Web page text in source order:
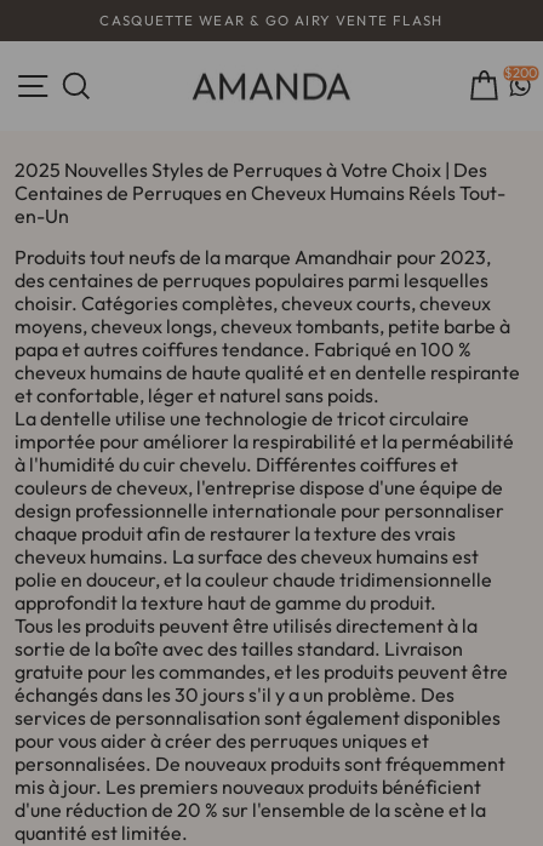
contenu
Diaporama
CASQUETTE WEAR & GO AIRY VENTE FLASH
Navigation $200
2025 Nouvelles Styles de Perruques à Votre Choix | Des
Centaines de Perruques en Cheveux Humains Réels Tout-
en-Un
Produits tout neufs de la marque Amandhair pour 2023,
des centaines de perruques populaires parmi lesquelles
choisir. Catégories complètes, cheveux courts, cheveux
moyens, cheveux longs, cheveux tombants, petite barbe à
papa et autres coiffures tendance. Fabriqué en 100 %
cheveux humains de haute qualité et en dentelle respirante
et confortable, léger et naturel sans poids.
La dentelle utilise une technologie de tricot circulaire
importée pour améliorer la respirabilité et la perméabilité
à l'humidité du cuir chevelu. Différentes coiffures et
couleurs de cheveux, l'entreprise dispose d'une équipe de
design professionnelle internationale pour personnaliser
chaque produit afin de restaurer la texture des vrais
cheveux humains. La surface des cheveux humains est
polie en douceur, et la couleur chaude tridimensionnelle
approfondit la texture haut de gamme du produit.
Tous les produits peuvent être utilisés directement à la
sortie de la boîte avec des tailles standard. Livraison
gratuite pour les commandes, et les produits peuvent être
échangés dans les 30 jours s'il y a un problème. Des
services de personnalisation sont également disponibles
pour vous aider à créer des perruques uniques et
personnalisées. De nouveaux produits sont fréquemment
mis à jour. Les premiers nouveaux produits bénéficient
d'une réduction de 20 % sur l'ensemble de la scène et la
quantité est limitée.